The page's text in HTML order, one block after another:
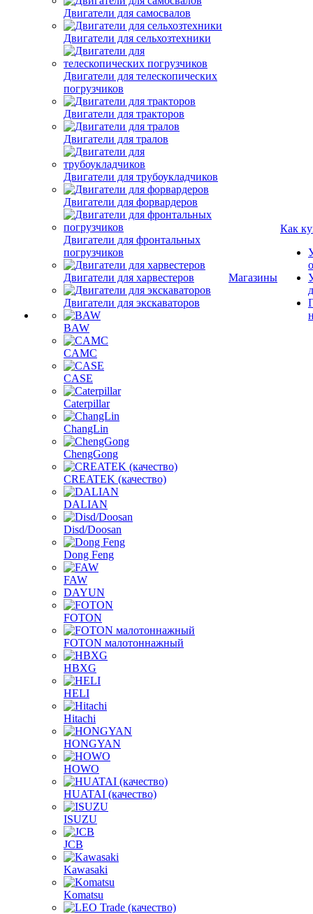
Двигатели для самосвалов
Двигатели для сельхозтехники
Двигатели для телескопических
погрузчиков
Двигатели для тракторов
Двигатели для тралов
Двигатели для трубоукладчиков
Двигатели для форвардеров
Двигатели для фронтальных
погрузчиков
Двигатели для харвестеров
Двигатели для экскаваторов
BAW
CAMC
CASE
Caterpillar
ChangLin
ChengGong
CREATEK (качество)
DALIAN
Disd/Doosan
Dong Feng
FAW
DAYUN
FOTON
FOTON малотоннажный
HBXG
HELI
Hitachi
HONGYAN
HOWO
HUATAI (качество)
ISUZU
JCB
Kawasaki
Komatsu
Магазины
Как